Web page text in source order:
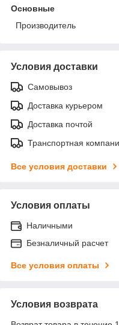
Основные
Производитель
Условия доставки
Самовывоз
Доставка курьером
Доставка почтой
Транспортная
Все условия доставки
Условия оплаты
Наличными
Безналичный расчет
Все условия оплаты
Условия возврата